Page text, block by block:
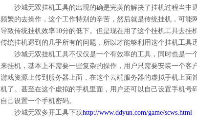
沙城无双挂机工具的出现的确是完美的解决了挂机过程当中
频繁的去操作，这个工作特别的辛苦，然后就是传统挂机，可能
导致传统挂机效率10分的低下。但是现在用了这个挂机工具去
传统挂机遇到的几乎所有的问题，所以才能够利用这个挂机工具
沙城无双挂机工具不仅仅是一个有效率的工具，同时也是一
来挂机，基本上不需要一些复杂的操作，用户只需要安装一个客
游戏资源上传到服务器上面，在这个云端服务器的虚拟手机上面
机了。甚至在这个虚拟的手机里面，用户还可以自己设置手机号
自己设置一个手机密码。
沙城无双多开工具下载http://www.ddyun.com/game/scws.html